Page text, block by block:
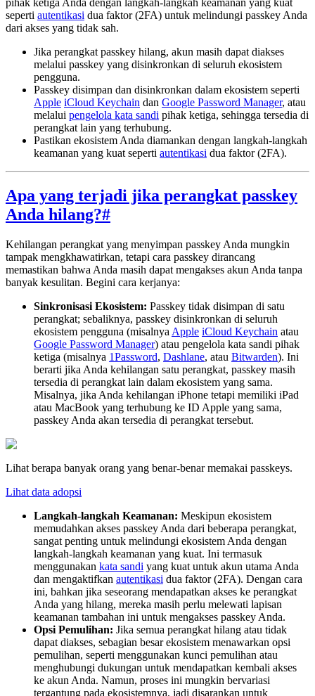
pihak ketiga Anda dengan langkah-langkah keamanan yang kuat
seperti autentikasi dua faktor (2FA) untuk melindungi passkey Anda
dari akses yang tidak sah.
Jika perangkat passkey hilang, akun masih dapat diakses
melalui passkey yang disinkronkan di seluruh ekosistem
pengguna.
Passkey disimpan dan disinkronkan dalam ekosistem seperti
Apple iCloud Keychain dan Google Password Manager, atau
melalui pengelola kata sandi pihak ketiga, sehingga tersedia di
perangkat lain yang terhubung.
Pastikan ekosistem Anda diamankan dengan langkah-langkah
keamanan yang kuat seperti autentikasi dua faktor (2FA).
Apa yang terjadi jika perangkat passkey
Anda hilang?#
Kehilangan perangkat yang menyimpan passkey Anda mungkin
tampak mengkhawatirkan, tetapi cara passkey dirancang
memastikan bahwa Anda masih dapat mengakses akun Anda tanpa
banyak kesulitan. Begini cara kerjanya:
Sinkronisasi Ekosistem: Passkey tidak disimpan di satu
perangkat; sebaliknya, passkey disinkronkan di seluruh
ekosistem pengguna (misalnya Apple iCloud Keychain atau
Google Password Manager) atau pengelola kata sandi pihak
ketiga (misalnya 1Password, Dashlane, atau Bitwarden). Ini
berarti jika Anda kehilangan satu perangkat, passkey masih
tersedia di perangkat lain dalam ekosistem yang sama.
Misalnya, jika Anda kehilangan iPhone tetapi memiliki iPad
atau MacBook yang terhubung ke ID Apple yang sama,
passkey Anda akan tersedia di perangkat tersebut.
Lihat berapa banyak orang yang benar-benar memakai passkeys.
Lihat data adopsi
Langkah-langkah Keamanan: Meskipun ekosistem
memudahkan akses passkey Anda dari beberapa perangkat,
sangat penting untuk melindungi ekosistem Anda dengan
langkah-langkah keamanan yang kuat. Ini termasuk
menggunakan kata sandi yang kuat untuk akun utama Anda
dan mengaktifkan autentikasi dua faktor (2FA). Dengan cara
ini, bahkan jika seseorang mendapatkan akses ke perangkat
Anda yang hilang, mereka masih perlu melewati lapisan
keamanan tambahan ini untuk mengakses passkey Anda.
Opsi Pemulihan: Jika semua perangkat hilang atau tidak
dapat diakses, sebagian besar ekosistem menawarkan opsi
pemulihan, seperti menggunakan kunci pemulihan atau
menghubungi dukungan untuk mendapatkan kembali akses
ke akun Anda. Namun, proses ini mungkin bervariasi
tergantung pada ekosistemnya, jadi disarankan untuk